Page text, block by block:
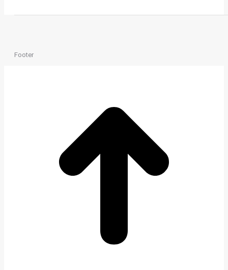
Footer